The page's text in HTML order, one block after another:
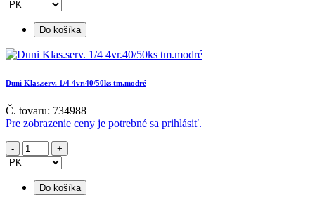
Do košíka
Duni Klas.serv. 1/4 4vr.40/50ks tm.modré
Č. tovaru: 734988
Pre zobrazenie ceny je potrebné sa prihlásiť.
Do košíka